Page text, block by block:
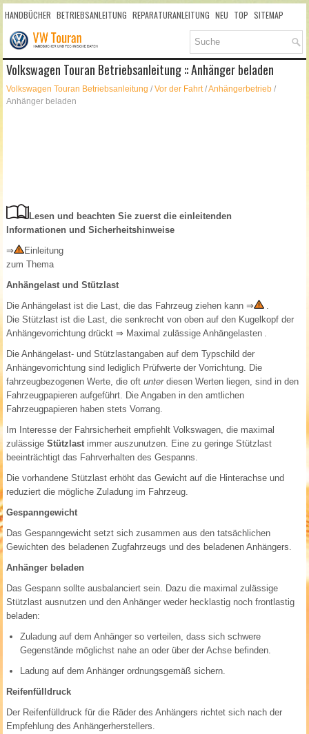
HANDBÜCHER BETRIEBSANLEITUNG REPARATURANLEITUNG NEU TOP SITEMAP
SUCHLAUF
Volkswagen Touran Betriebsanleitung :: Anhänger beladen
Volkswagen Touran Betriebsanleitung /Vor der Fahrt/Anhängerbetrieb /
Anhänger beladen
Lesen und beachten Sie zuerst die einleitenden
Informationen und Sicherheitshinweise
⇒
Einleitung
zum Thema
Anhängelast und Stützlast
Die Anhängelast ist die Last, die das Fahrzeug ziehen kann ⇒
.
Die Stützlast ist die Last, die senkrecht von oben auf den Kugelkopf der
Anhängevorrichtung drückt ⇒ Maximal zulässige Anhängelasten .
Die Anhängelast- und Stützlastangaben auf dem Typschild der
Anhängevorrichtung sind lediglich Prüfwerte der Vorrichtung. Die
fahrzeugbezogenen Werte, die oftunterdiesen Werten liegen, sind in den
Fahrzeugpapieren aufgeführt. Die Angaben in den amtlichen
Fahrzeugpapieren haben stets Vorrang.
Im Interesse der Fahrsicherheit empfiehlt Volkswagen, die maximal
zulässigeStützlast immer auszunutzen. Eine zu geringe Stützlast
beeinträchtigt das Fahrverhalten des Gespanns.
Die vorhandene Stützlast erhöht das Gewicht auf die Hinterachse und
reduziert die mögliche Zuladung im Fahrzeug.
Gespanngewicht
Das Gespanngewicht setzt sich zusammen aus den tatsächlichen
Gewichten des beladenen Zugfahrzeugs und des beladenen Anhängers.
Anhänger beladen
Das Gespann sollte ausbalanciert sein. Dazu die maximal zulässige
Stützlast ausnutzen und den Anhänger weder hecklastig noch frontlastig
beladen:
Zuladung auf dem Anhänger so verteilen, dass sich schwere
Gegenstände möglichst nahe an oder über der Achse befinden.
Ladung auf dem Anhänger ordnungsgemäß sichern.
Reifenfülldruck
Der Reifenfülldruck für die Räder des Anhängers richtet sich nach der
Empfehlung des Anhängerherstellers.